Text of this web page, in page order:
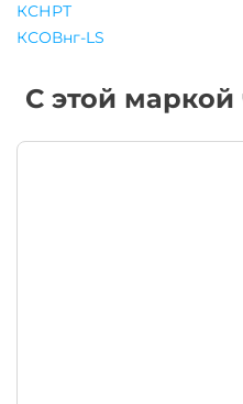
КСНРТ
КСОВнг-LS
С этой маркой